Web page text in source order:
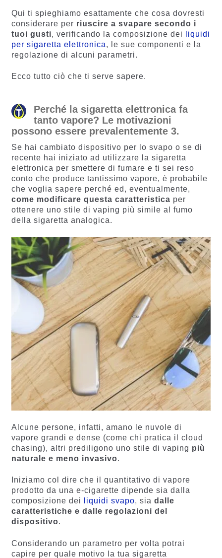
recensio
ni
recension
i
Qui ti spieghiamo esattamente che cosa dovresti
considerare per riuscire a svapare secondo i
tuoi gusti, verificando la composizione dei
liquidi
per sigaretta elettronica, le sue componenti e la
regolazione di alcuni parametri.
Ecco tutto ciò che ti serve sapere.
Perché la sigaretta elettronica fa
tanto vapore? Le motivazioni
possono essere prevalentemente 3.
Se hai cambiato dispositivo per lo svapo o se di
recente hai iniziato ad utilizzare la sigaretta
elettronica per smettere di fumare e ti sei reso
conto che produce tantissimo vapore, è probabile
che voglia sapere perché ed, eventualmente,
come modificare questa caratteristica per
ottenere uno stile di vaping più simile al fumo
della sigaretta analogica.
Alcune persone, infatti, amano le nuvole di
vapore grandi e dense (come chi pratica il cloud
chasing), altri prediligono uno stile di vaping più
naturale e meno invasivo.
Iniziamo col dire che il quantitativo di vapore
prodotto da una e-cigarette dipende sia dalla
composizione dei
liquidi svapo, sia dalle
caratteristiche e dalle regolazioni del
dispositivo.
Considerando un parametro per volta potrai
capire per quale motivo la tua sigaretta